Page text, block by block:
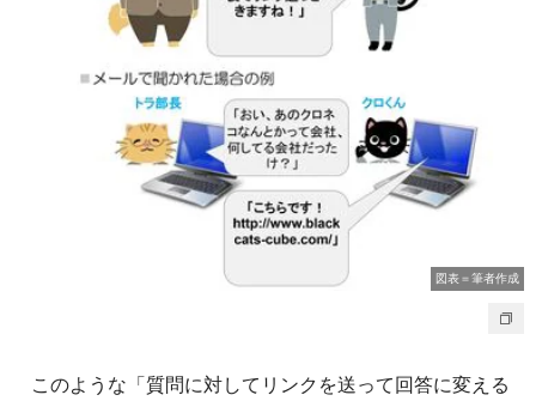
図表＝筆者作成
このような「質問に対してリンクを送って回答に変える